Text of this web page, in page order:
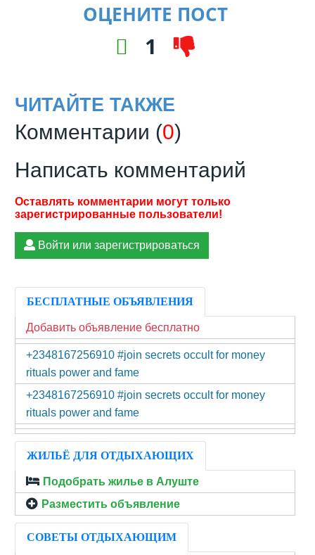
ОЦЕНИТЕ ПОСТ
1
ЧИТАЙТЕ ТАКЖЕ
Комментарии (0)
Написать комментарий
Войти или зарегистрироваться
БЕСПЛАТНЫЕ ОБЪЯВЛЕНИЯ
Добавить объявление бесплатно
+2348167256910 #join secrets occult for money
rituals power and fame
+2348167256910 #join secrets occult for money
rituals power and fame
ЖИЛЬЁ ДЛЯ ОТДЫХАЮЩИХ
Подобрать жилье в Алуште
Разместить объявление
СОВЕТЫ ОТДЫХАЮЩИМ